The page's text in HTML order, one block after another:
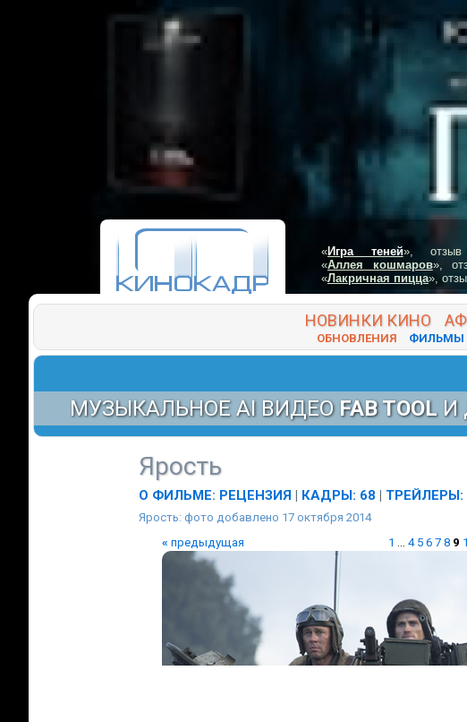
«Игра теней», отзыв
«Аллея кошмаров»,
«Лакричная пицца»,
НОВИНКИ КИНО
ОБНОВЛЕНИЯ ФИЛЬМЫ
МУЗЫКАЛЬНОЕ AI ВИДЕО FAB TOOL И
Ярость
О ФИЛЬМЕ: РЕЦЕНЗИЯ | КАДРЫ: 68 | ТРЕЙЛЕРЫ:
Ярость: фото добавлено 17 октября 2014
« предыдущая 1 ... 4 5 6 7 8 9